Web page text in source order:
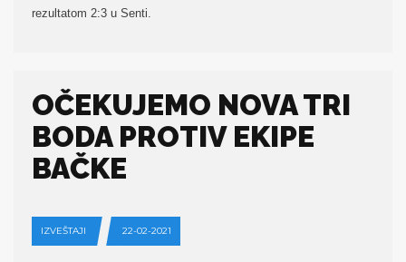
rezultatom 2:3 u Senti.
OČEKUJEMO NOVA TRI
BODA PROTIV EKIPE
BAČKE
IZVEŠTAJI 22-02-2021